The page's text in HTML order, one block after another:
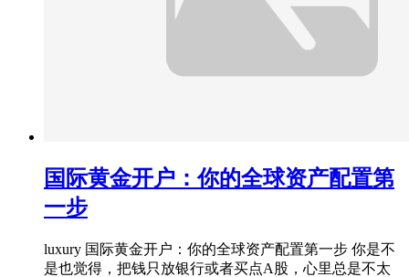
国际黄金开户：你的全球资产配置第
一步
luxury 国际黄金开户：你的全球资产配置第一步 你是不
是也觉得，把钱只放银行或者买点A股，心里总是不太